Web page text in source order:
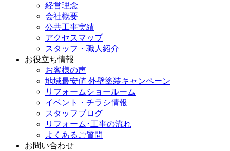
経営理念
会社概要
公共工事実績
アクセスマップ
スタッフ・職人紹介
お役立ち情報
お客様の声
地域最安値 外壁塗装キャンペーン
リフォームショールーム
イベント・チラシ情報
スタッフブログ
リフォーム･工事の流れ
よくあるご質問
お問い合わせ